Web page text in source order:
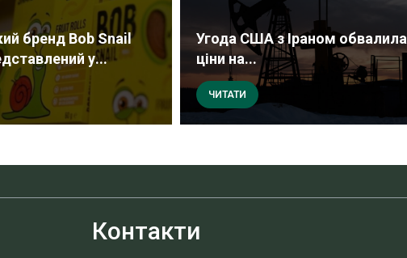
бренд Bob Snail
у...
Угода США з Іраном обвалила
ціни на...
ЧИТАТИ
Контакти